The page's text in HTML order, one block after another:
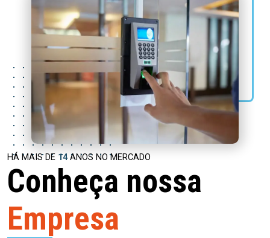
HÁ MAIS DE 15ANOS NO MERCADO
Conheça nossa
Empresa